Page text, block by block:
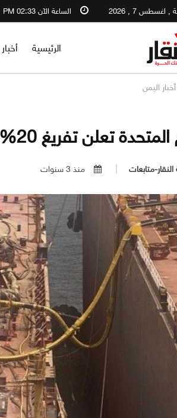
, اغسطس 7 , 2026 الساعة الآن 02:33 PM
الرئيسية
أخبار اليمن
تعلن تفريغ 20% من خزن "صافر"
متابعات منذ 3 سنوات